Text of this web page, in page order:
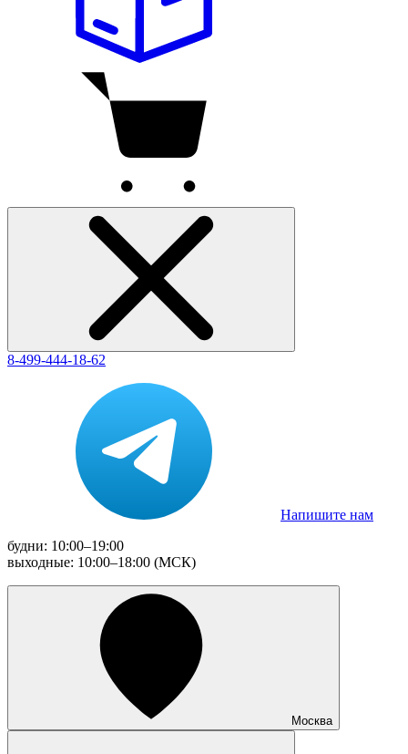
8-499-444-18-62
Напишите нам
будни: 10:00–19:00
выходные: 10:00–18:00 (МСК)
Москва